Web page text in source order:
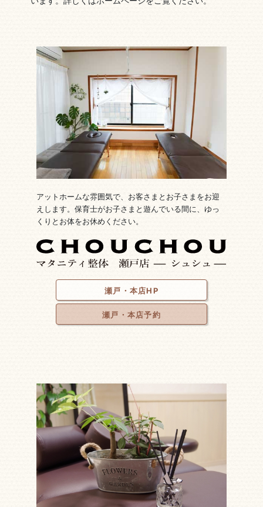
アットホームな雰囲気で、お客さまとお子さまをお迎
えします。保育士がお子さまと遊んでいる間に、ゆっ
くりとお体をお休めください。
瀬戸・本店HP
瀬戸・本店予約